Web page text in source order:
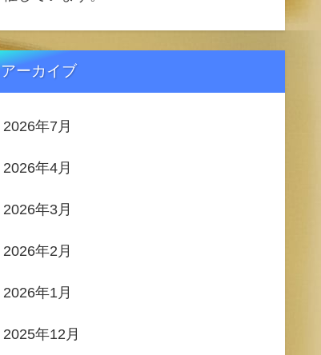
アーカイブ
2026年7月
2026年4月
2026年3月
2026年2月
2026年1月
2025年12月